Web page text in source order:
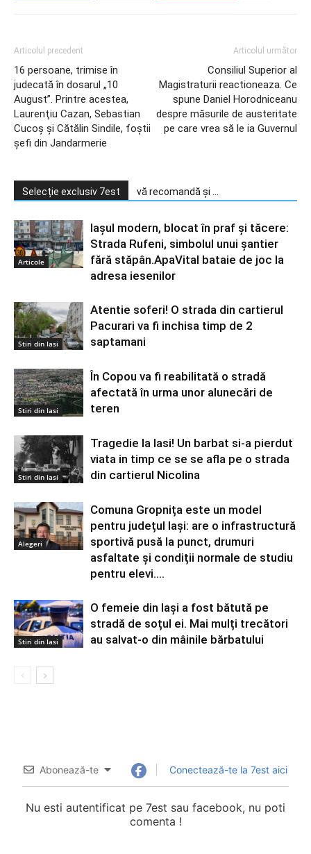
Articolul precedent
16 persoane, trimise în
judecată în dosarul „10
August”. Printre acestea,
Laurenţiu Cazan, Sebastian
Cucoş şi Cătălin Sindile, foştii
şefi din Jandarmerie
Articolul următor
Consiliul Superior al
Magistraturii reactioneaza. Ce
spune Daniel Horodniceanu
despre măsurile de austeritate
pe care vrea să le ia Guvernul
Selecție exclusiv 7est vă recomandă și ...
Articole
Iașul modern, blocat în praf și tăcere:
Strada Rufeni, simbolul unui șantier
fără stăpân.ApaVital bataie de joc la
adresa iesenilor
Stiri din Iasi
Atentie soferi! O strada din cartierul
Pacurari va fi inchisa timp de 2
saptamani
Stiri din Iasi
În Copou va fi reabilitată o stradă
afectată în urma unor alunecări de
teren
Stiri din Iasi
Tragedie la Iasi! Un barbat si-a pierdut
viata in timp ce se se afla pe o strada
din cartierul Nicolina
Alegeri
Comuna Gropnița este un model
pentru județul Iași: are o infrastructură
sportivă pusă la punct, drumuri
asfaltate și condiții normale de studiu
pentru elevi....
Stiri din Iasi
O femeie din Iași a fost bătută pe
stradă de soțul ei. Mai mulți trecători
au salvat-o din mâinile bărbatului
Abonează-te Conectează-te la 7est aici
Nu esti autentificat pe 7est sau facebook, nu poti
comenta !